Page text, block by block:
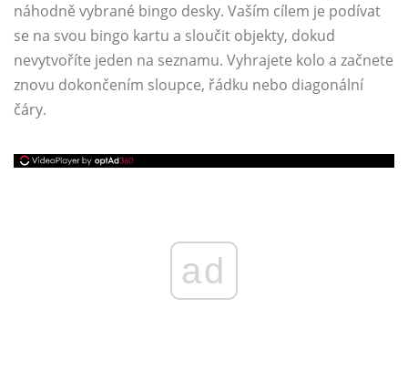
náhodně vybrané bingo desky. Vaším cílem je podívat
se na svou bingo kartu a sloučit objekty, dokud
nevytvoříte jeden na seznamu. Vyhrajete kolo a začnete
znovu dokončením sloupce, řádku nebo diagonální
čáry.
ad